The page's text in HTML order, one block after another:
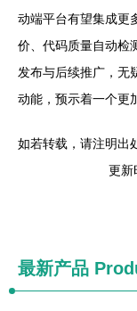
动端平台有望集成更
价、代码质量自动检
发布与后续推广，无
动能，预示着一个更
如若转载，请注明出
更新
最新产品